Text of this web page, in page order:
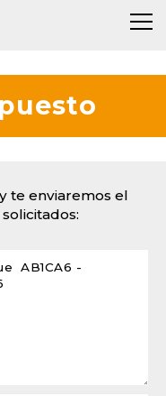
te enviaremos el